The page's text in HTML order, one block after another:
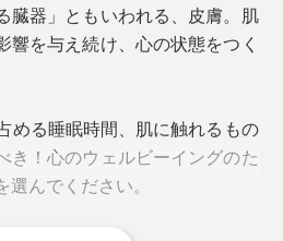
臓器」ともいわれる、皮膚。肌
響を与え続け、心の状態をつく
める睡眠時間、肌に触れるもの
き！心のウェルビーイングのた
んでください。